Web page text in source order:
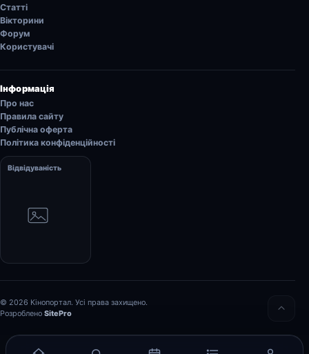
Статті
Вікторини
Форум
Користувачі
Інформація
Про нас
Правила сайту
Публічна оферта
Політика конфіденційності
Відвідуваність
© 2026 Кінопортал. Усі права захищено.
Розроблено SitePro